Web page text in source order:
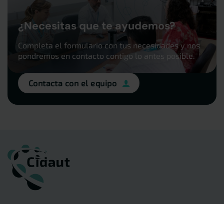
¿Necesitas que te ayudemos?
Completa el formulario con tus necesidades y nos
pondremos en contacto contigo lo antes posible.
Contacta con el equipo